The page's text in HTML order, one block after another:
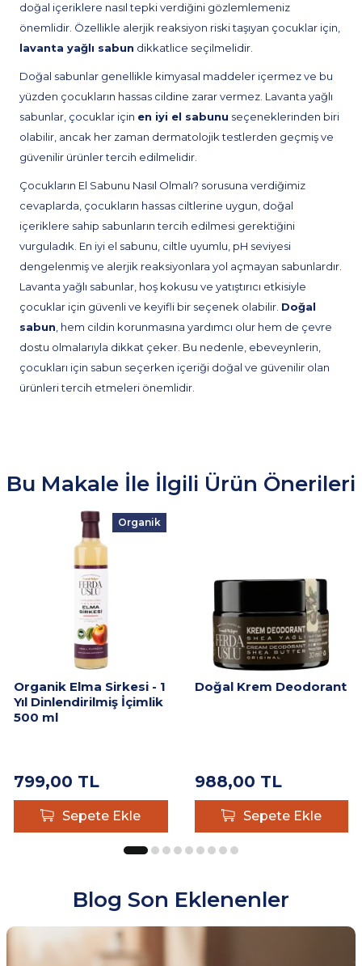
doğal içeriklere nasıl tepki verdiğini gözlemlemeniz
önemlidir. Özellikle alerjik reaksiyon riski taşıyan çocuklar için,
lavanta yağlı sabun dikkatlice seçilmelidir.
Doğal sabunlar genellikle kimyasal maddeler içermez ve bu
yüzden çocukların hassas cildine zarar vermez. Lavanta yağlı
sabunlar, çocuklar için en iyi el sabunu seçeneklerinden biri
olabilir, ancak her zaman dermatolojik testlerden geçmiş ve
güvenilir ürünler tercih edilmelidir.
Çocukların El Sabunu Nasıl Olmalı? sorusuna verdiğimiz
cevaplarda, çocukların hassas ciltlerine uygun, doğal
içeriklere sahip sabunların tercih edilmesi gerektiğini
vurguladık. En iyi el sabunu, ciltle uyumlu, pH seviyesi
dengelenmiş ve alerjik reaksiyonlara yol açmayan sabunlardır.
Lavanta yağlı sabunlar, hoş kokusu ve yatıştırıcı etkisiyle
çocuklar için güvenli ve keyifli bir seçenek olabilir. Doğal
sabun , hem cildin korunmasına yardımcı olur hem de çevre
dostu olmalarıyla dikkat çeker. Bu nedenle, ebeveynlerin,
çocukları için sabun seçerken içeriği doğal ve güvenilir olan
ürünleri tercih etmeleri önemlidir.
Bu Makale İle İlgili Ürün Önerileri
Organik
Organik Elma Sirkesi - 1
Yıl Dinlendirilmiş İçimlik
500 ml
799,00 TL
Sepete Ekle
Doğal Krem Deodorant
988,00 TL
Sepete Ekle
Blog Son Eklenenler